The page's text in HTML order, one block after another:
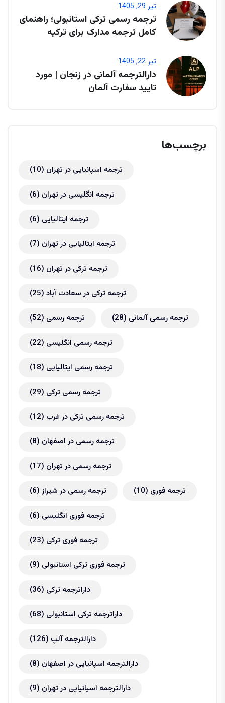
تیر 29, 1405
ترجمه رسمی ترکی استانبولی؛ راهنمای
کامل ترجمه مدارک برای ترکیه
تیر 22, 1405
دارالترجمه آلمانی در زنجان | مورد
تایید سفارت آلمان
برچسب‌ها
ترجمه اسپانیایی در تهران (10)
ترجمه انگلیسی در تهران (6)
ترجمه ایتالیایی (6)
ترجمه ایتالیایی در تهران (7)
ترجمه ترکی در تهران (16)
ترجمه ترکی در سعادت آباد (25)
ترجمه رسمی (52) ترجمه رسمی آلمانی (28)
ترجمه رسمی انگلیسی (22)
ترجمه رسمی ایتالیایی (18)
ترجمه رسمی ترکی (29)
ترجمه رسمی ترکی در غرب (12)
ترجمه رسمی در اصفهان (8)
ترجمه رسمی در تهران (17)
ترجمه رسمی در شیراز(6) ترجمه فوری (10)
ترجمه فوری انگلیسی (6)
ترجمه فوری ترکی (23)
ترجمه فوری ترکی استانبولی (9)
داراترجمه ترکی (36)
داراترجمه ترکی استانبولی (68)
دارالترجمه آلپ (126)
دارالترجمه اسپانیایی در اصفهان (8)
دارالترجمه اسپانیایی در تهران (9)